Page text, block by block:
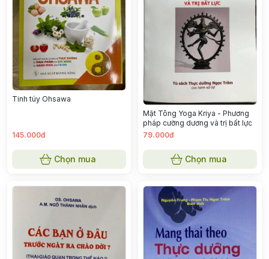
Tinh túy Ohsawa
145.000đ
Chọn mua
Mật Tông Yoga Kriya - Phương
pháp cường dương và trị bất lực
79.000đ
Chọn mua